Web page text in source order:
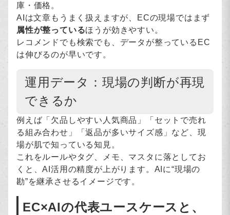
庫・価格。
AIは文章もうまく扱えますが、ECの現場ではまず
属性が整っているほうが効きやすい。
レコメンドでも検索でも、データが整っているEC
は伸びるのが早いです。
運用データ：現場の判断が再現
できるか
例えば「欠品しやすい人気商品」「セットで売れ
る組み合わせ」「返品が多いサイズ感」など、現
場が肌で知っている知見。
これをルールやタグ、メモ、マスタに落としてお
くと、AI活用の精度が上がります。AIに“現場の
勘”を継承させるイメージです。
EC×AIの代表ユースケースと、